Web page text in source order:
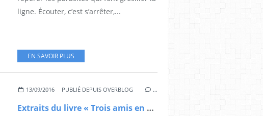
ligne. Écouter, c’est s’arrêter,...
EN SAVOIR PLUS
13/09/2016 PUBLIÉ DEPUIS OVERBLOG …
Extraits du livre « Trois amis en quête de Sagesse » (6)